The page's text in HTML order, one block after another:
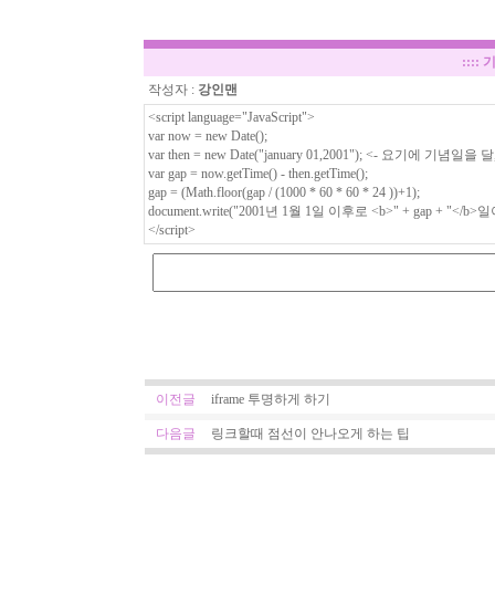
::::
작성자 : 강인맨
<script language="JavaScript">
var now = new Date();
var then = new Date("january 01,2001"); <- 요기에 기념일을
var gap = now.getTime() - then.getTime();
gap = (Math.floor(gap / (1000 * 60 * 60 * 24 ))+1);
document.write("2001년 1월 1일 이후로 <b>" + gap + "</b>
</script>
이전글 iframe 투명하게 하기
다음글 링크할때 점선이 안나오게 하는 팁